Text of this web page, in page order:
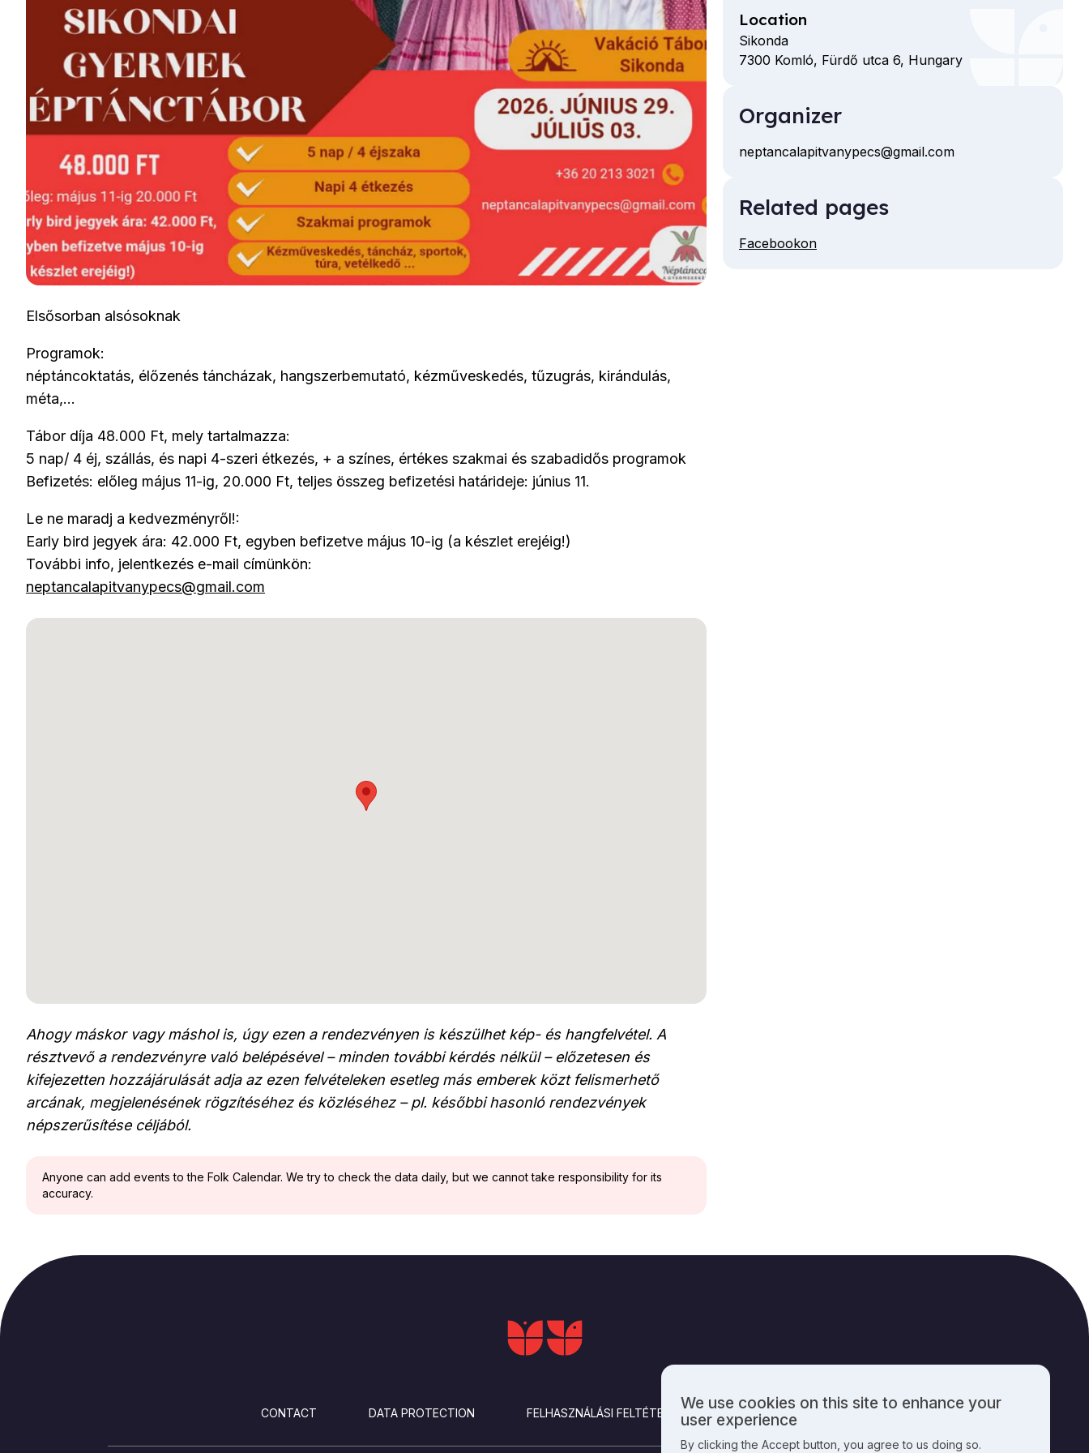
Elsősorban alsósoknak
Programok:
néptáncoktatás, élőzenés táncházak, hangszerbemutató, kézműveskedés, tűzugrás, kirándulás,
méta,...
Tábor díja 48.000 Ft, mely tartalmazza:
5 nap/ 4 éj, szállás, és napi 4-szeri étkezés, + a színes, értékes szakmai és szabadidős programok
Befizetés: előleg május 11-ig, 20.000 Ft, teljes összeg befizetési határideje: június 11.
Le ne maradj a kedvezményről!:
Early bird jegyek ára: 42.000 Ft, egyben befizetve május 10-ig (a készlet erejéig!)
További info, jelentkezés e-mail címünkön:
neptancalapitvanypecs@gmail.com
Ahogy máskor vagy máshol is, úgy ezen a rendezvényen is készülhet kép- és hangfelvétel. A
résztvevő a rendezvényre való belépésével – minden további kérdés nélkül – előzetesen és
kifejezetten hozzájárulását adja az ezen felvételeken esetleg más emberek közt felismerhető
arcának, megjelenésének rögzítéséhez és közléséhez – pl. későbbi hasonló rendezvények
népszerűsítése céljából.
Anyone can add events to the Folk Calendar. We try to check the data daily, but we cannot take responsibility for its
accuracy.
Location
Sikonda
7300 Komló, Fürdő utca 6, Hungary
Organizer
Email
neptancalapitvanypecs@gmail.com
Related pages
Facebookon
CONTACT DATA PROTECTION FELHASZNÁLÁSI FELTÉTELEK PUBLISHING INFO
Use
of
personal
We use cookies on this site to enhance your
user experience
By clicking the Accept button, you agree to us doing so.